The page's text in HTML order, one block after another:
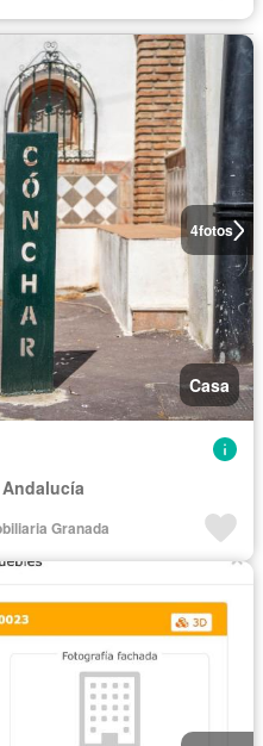
4fotos
Casa
Granada